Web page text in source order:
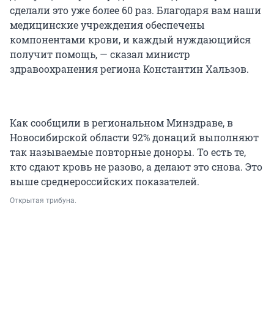
сделали это уже более 60 раз. Благодаря вам наши
медицинские учреждения обеспечены
компонентами крови, и каждый нуждающийся
получит помощь, — сказал министр
здравоохранения региона Константин Хальзов.
Как сообщили в региональном Минздраве, в
Новосибирской области 92% донаций выполняют
так называемые повторные доноры. То есть те,
кто сдают кровь не разово, а делают это снова. Это
выше среднероссийских показателей.
Открытая трибуна.